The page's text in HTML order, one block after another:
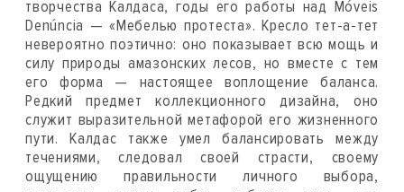
творчества Калдаса, годы его работы над Móveis
Denúncia — «Мебелью протеста». Кресло тет-а-тет
невероятно поэтично: оно показывает всю мощь и
силу природы амазонских лесов, но вместе с тем
его форма — настоящее воплощение баланса.
Редкий предмет коллекционного дизайна, оно
служит выразительной метафорой его жизненного
пути. Калдас также умел балансировать между
течениями, следовал своей страсти, своему
ощущению правильности личного выбора,